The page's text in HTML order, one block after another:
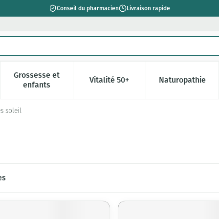
Conseil du pharmacien Livraison rapide
Beauté, soins et hygiène
menu pour la catégorie Régime, alimentation &
Grossesse et
enfantsAfficher le sous-menu pour la catégorie Grossesse
Vitalité 50+Afficher le sous-menu pour la
Naturopathie
Afficher
soleil